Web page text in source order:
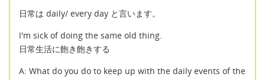
日常は daily/ every day と言います。
I'm sick of doing the same old thing.
日常生活に飽き飽きする
A: What do you do to keep up with the daily events of the